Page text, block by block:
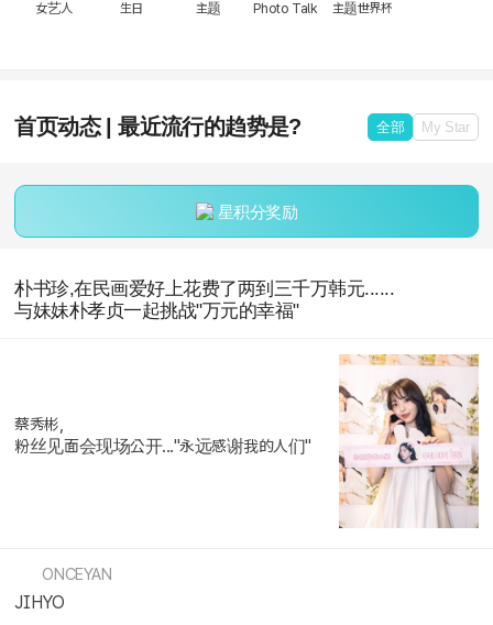
女艺人 生日 主题 Photo Talk 主题世界杯
首页动态 | 最近流行的趋势是? 全部 My Star
星积分奖励
朴书珍,在民画爱好上花费了两到三千万韩元......
与妹妹朴孝贞一起挑战"万元的幸福"
蔡秀彬,
粉丝见面会现场公开..."永远感谢我的人们"
ONCEYAN
JIHYO